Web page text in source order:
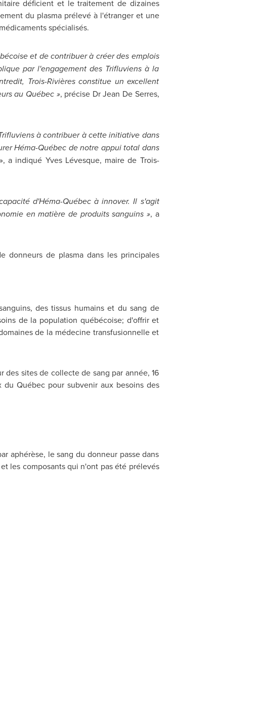
déficient et le traitement de dizaines
du plasma prélevé à l'étranger et une
spécialisés.
et de contribuer à créer des emplois
par l'engagement des Trifluviens à la
Trois-Rivières constitue un excellent
au Québec », précise Dr Jean De Serres,
à contribuer à cette initiative dans
Héma-Québec de notre appui total dans
», a indiqué Yves Lévesque, maire de Trois-
d'Héma-Québec à innover. Il s'agit
en matière de produits sanguins », a
donneurs de plasma dans les principales
des tissus humains et du sang de
de la population québécoise; d'offrir et
de la médecine transfusionnelle et
sites de collecte de sang par année, 16
Québec pour subvenir aux besoins des
aphérèse, le sang du donneur passe dans
les composants qui n'ont pas été prélevés